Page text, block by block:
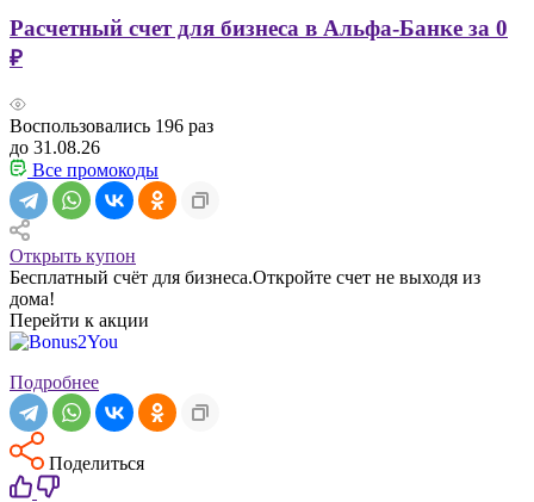
Расчетный счет для бизнеса в Альфа-Банке за 0
₽
Воспользовались 196 раз
до 31.08.26
Все промокоды
Открыть купон
Бесплатный счёт для бизнеса.Откройте счет не выходя из
дома!
Перейти к акции
Подробнее
Поделиться